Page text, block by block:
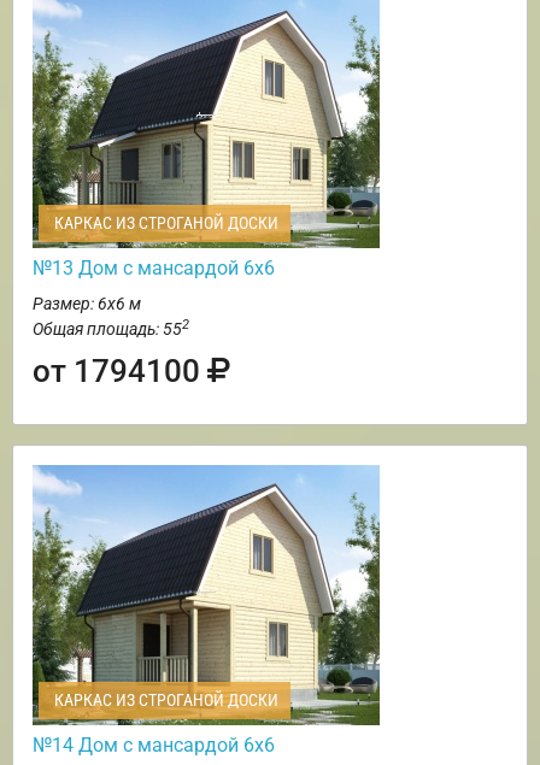
КАРКАС ИЗ СТРОГАНОЙ ДОСКИ
№13 Дом с мансардой 6х6
Размер: 6х6 м
Общая площадь: 552
от 1794100
КАРКАС ИЗ СТРОГАНОЙ ДОСКИ
№14 Дом с мансардой 6х6